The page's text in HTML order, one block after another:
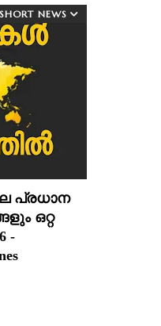
SHORT NEWS
പ്രധാന
ഒറ്റ
-